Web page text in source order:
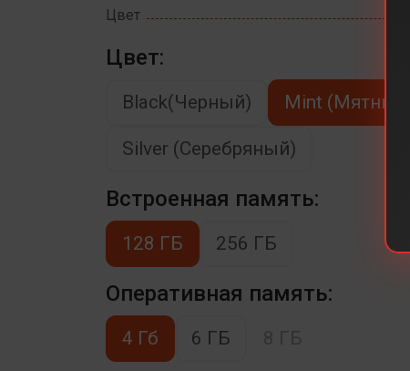
Цвет
Цвет:
Black(Черный) Mint (Мятный)
Silver (Серебряный)
Встроенная память:
128 ГБ 256 ГБ
Оперативная память:
4 Гб 6 ГБ